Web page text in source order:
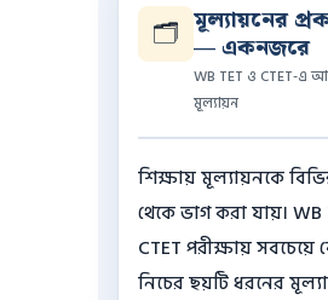
🗂️ মূল্যায়নের
— একনজরে
WB TET ও CTET-এ
মূল্যায়ন
শিক্ষায় মূল্যায়নকে
থেকে ভাগ করা যায়। WB
CTET পরীক্ষায়
নিচের ছয়টি ধরনের